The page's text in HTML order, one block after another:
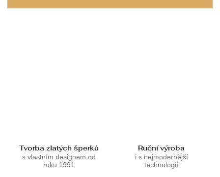
Tvorba zlatých šperků
s vlastním designem od
roku 1991
Ruční výroba
i s nejmodernější
technologií